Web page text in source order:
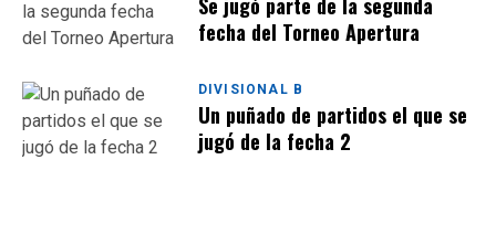
Se jugó parte de la segunda
fecha del Torneo Apertura
DIVISIONAL B
Un puñado de partidos el que se
jugó de la fecha 2